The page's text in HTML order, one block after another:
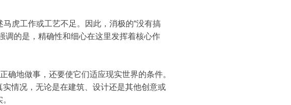
虎工作或工艺不足。因此，消极的“没有搞
调的是，精确性和细心在这里发挥着核心作
确地做事，还要使它们适应现实世界的条件。
情况，无论是在建筑、设计还是其他创意或